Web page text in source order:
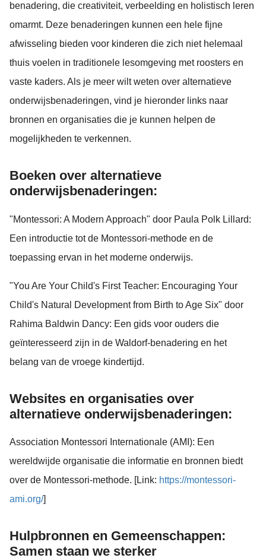
benadering, die creativiteit, verbeelding en holistisch leren
omarmt. Deze benaderingen kunnen een hele fijne
afwisseling bieden voor kinderen die zich niet helemaal
thuis voelen in traditionele lesomgeving met roosters en
vaste kaders. Als je meer wilt weten over alternatieve
onderwijsbenaderingen, vind je hieronder links naar
bronnen en organisaties die je kunnen helpen de
mogelijkheden te verkennen.
Boeken over alternatieve
onderwijsbenaderingen:
"Montessori: A Modern Approach" door Paula Polk Lillard:
Een introductie tot de Montessori-methode en de
toepassing ervan in het moderne onderwijs.
"You Are Your Child's First Teacher: Encouraging Your
Child's Natural Development from Birth to Age Six" door
Rahima Baldwin Dancy: Een gids voor ouders die
geïnteresseerd zijn in de Waldorf-benadering en het
belang van de vroege kindertijd.
Websites en organisaties over
alternatieve onderwijsbenaderingen:
Association Montessori Internationale (AMI): Een
wereldwijde organisatie die informatie en bronnen biedt
over de Montessori-methode. [Link: https://montessori-
ami.org/]
Hulpbronnen en Gemeenschappen:
Samen staan we sterker